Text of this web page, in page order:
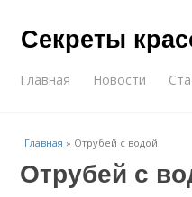
Секреты
Главная Новости
Главная » Отрубей с водой
Отрубей с